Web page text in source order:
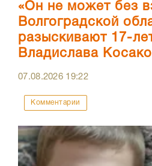
«Он не может без
Волгоградской
разыскивают 17-
Владислава
07.08.2026 19:22
Комментарии